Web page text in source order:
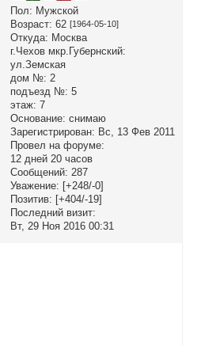
Пол: Мужской
Возраст: 62 [1964-05-10]
Откуда: Москва
г.Чехов мкр.Губернский:
ул.Земская
дом №: 2
подъезд №: 5
этаж: 7
Основание: снимаю
Зарегистрирован: Вс, 13 Фев 2011
Провел на форуме:
12 дней 20 часов
Сообщений: 287
Уважение: [+248/-0]
Позитив: [+404/-19]
Последний визит:
Вт, 29 Ноя 2016 00:31